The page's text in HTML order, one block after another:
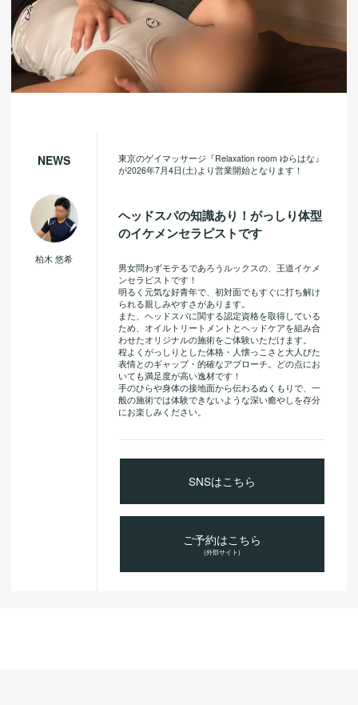
NEWS
柏木 悠希
東京のゲイマッサージ『Relaxation room ゆらはな』
が2026年7月4日(土)より営業開始となります！
ヘッドスパの知識あり！がっしり体型
のイケメンセラピストです
男女問わずモテるであろうルックスの、王道イケメ
ンセラピストです！
明るく元気な好青年で、初対面でもすぐに打ち解け
られる親しみやすさがあります。
また、ヘッドスパに関する認定資格を取得している
ため、オイルトリートメントとヘッドケアを組み合
わせたオリジナルの施術をご体験いただけます。
程よくがっしりとした体格・人懐っこさと大人びた
表情とのギャップ・的確なアプローチ。どの点にお
いても満足度が高い逸材です！
手のひらや身体の接地面から伝わるぬくもりで、一
般の施術では体験できないような深い癒やしを存分
にお楽しみください。
SNSはこちら
ご予約はこちら
(外部サイト)